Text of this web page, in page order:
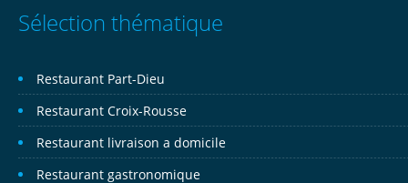
Sélection thématique
Restaurant Part-Dieu
Restaurant Croix-Rousse
Restaurant livraison a domicile
Restaurant gastronomique